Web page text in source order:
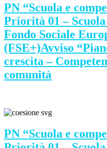
PN “Scuola e
Priorità 01 – Scuola
Fondo Sociale
(FSE+)Avviso
crescita –
comunità
PN “Scuola e